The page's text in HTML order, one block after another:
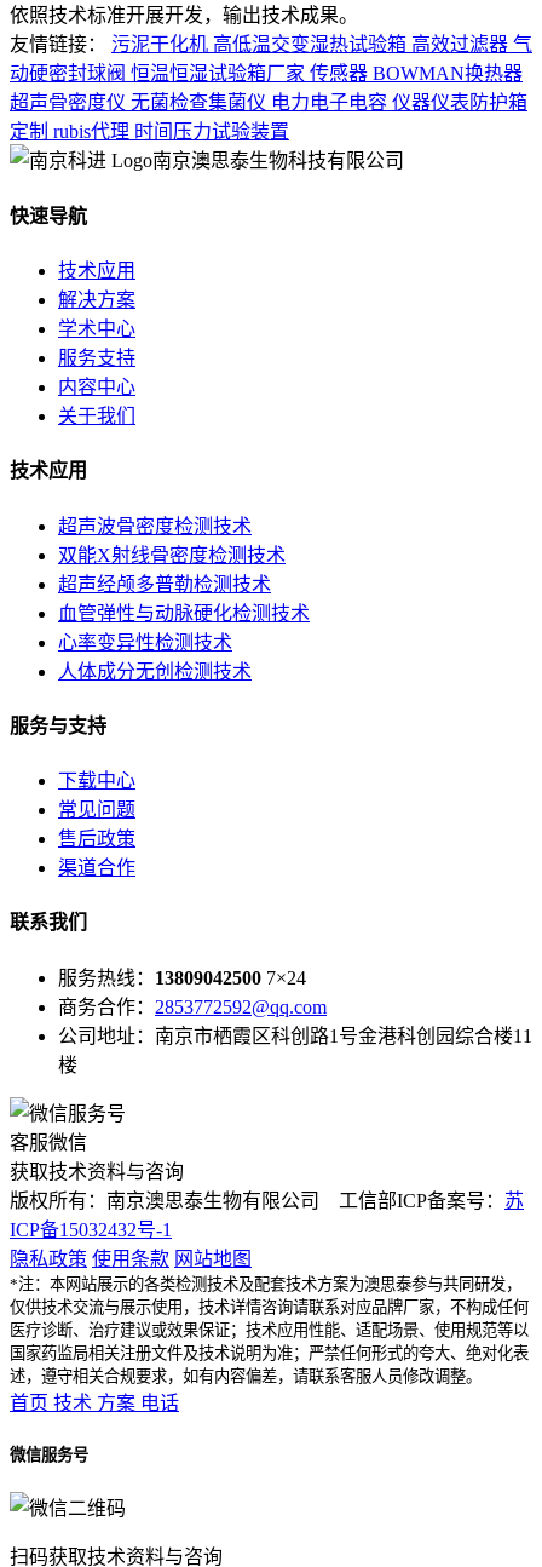
依照技术标准开展开发，输出技术成果。
友情链接：
污泥干化机 高低温交变湿热试验箱 高效过滤器 气
动硬密封球阀 恒温恒湿试验箱厂家 传感器 BOWMAN换热器
超声骨密度仪 无菌检查集菌仪 电力电子电容 仪器仪表防护箱
定制 rubis代理 时间压力试验装置
南京澳思泰生物科技有限公司
快速导航
技术应用
解决方案
学术中心
服务支持
内容中心
关于我们
技术应用
超声波骨密度检测技术
双能X射线骨密度检测技术
超声经颅多普勒检测技术
血管弹性与动脉硬化检测技术
心率变异性检测技术
人体成分无创检测技术
服务与支持
下载中心
常见问题
售后政策
渠道合作
联系我们
服务热线： 13809042500 7×24
商务合作： 2853772592@qq.com
公司地址：南京市栖霞区科创路1号金港科创园综合楼11
楼
客服微信
获取技术资料与咨询
版权所有：南京澳思泰生物有限公司 工信部ICP备案号： 苏
ICP备15032432号-1
隐私政策 使用条款 网站地图
*注：本网站展示的各类检测技术及配套技术方案为澳思泰参与共同研发，
仅供技术交流与展示使用，技术详情咨询请联系对应品牌厂家，不构成任何
医疗诊断、治疗建议或效果保证；技术应用性能、适配场景、使用规范等以
国家药监局相关注册文件及技术说明为准；严禁任何形式的夸大、绝对化表
述，遵守相关合规要求，如有内容偏差，请联系客服人员修改调整。
首页 技术 方案 电话
微信服务号
扫码获取技术资料与咨询